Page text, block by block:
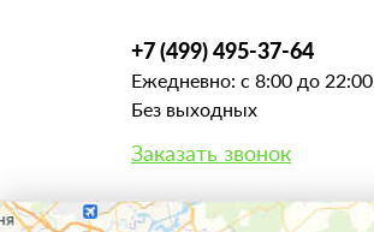
+7 (499) 495-37-64
Ежедневно: с 8:00 до 22:00
Без выходных
Заказать звонок